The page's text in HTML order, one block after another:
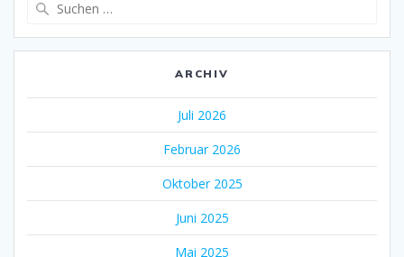
ARCHIV
Juli 2026
Februar 2026
Oktober 2025
Juni 2025
Mai 2025